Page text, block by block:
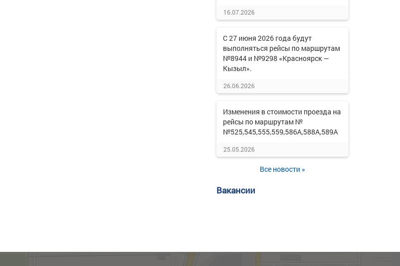
16.07.2026
С 27 июня 2026 года будут
выполняться рейсы по маршрутам
№8944 и №9298 «Красноярск —
Кызыл».
26.06.2026
Изменения в стоимости проезда на
рейсы по маршрутам №
№525,545,555,559,586А,588А,589А
25.05.2026
Все новости »
Вакансии